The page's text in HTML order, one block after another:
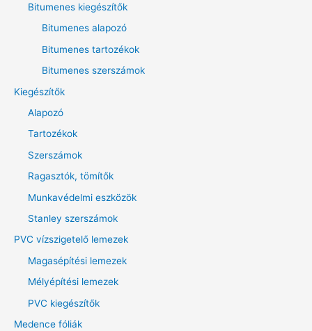
Bitumenes kiegészítők
Bitumenes alapozó
Bitumenes tartozékok
Bitumenes szerszámok
Kiegészítők
Alapozó
Tartozékok
Szerszámok
Ragasztók, tömítők
Munkavédelmi eszközök
Stanley szerszámok
PVC vízszigetelő lemezek
Magasépítési lemezek
Mélyépítési lemezek
PVC kiegészítők
Medence fóliák